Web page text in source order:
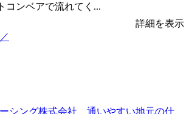
コンベアで流れてく...
詳細を表示